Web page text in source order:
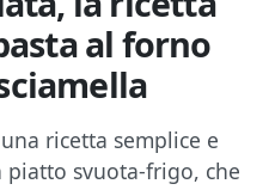
al forno
ricetta semplice e
svuota-frigo, che